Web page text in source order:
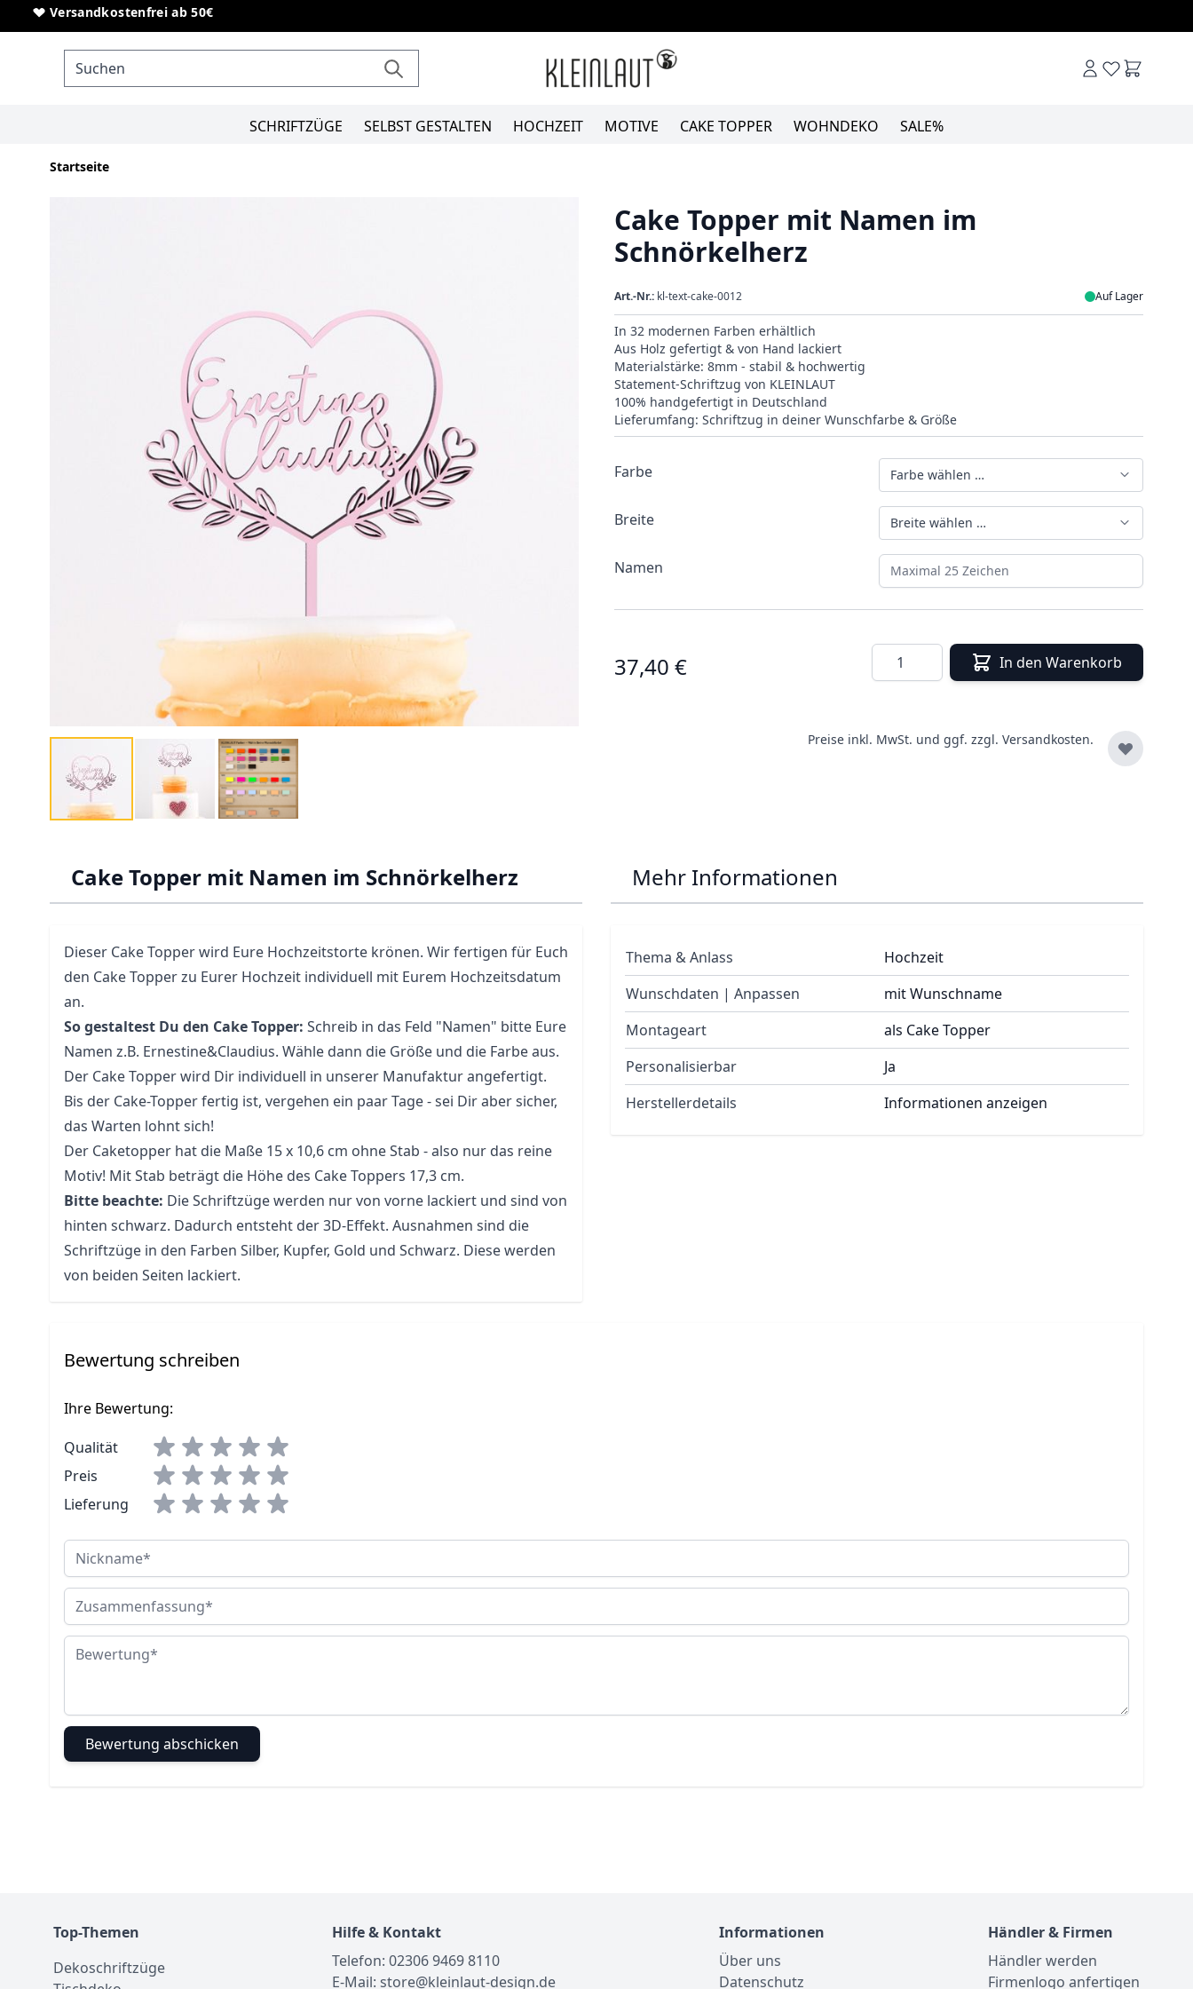
Direkt zum Inhalt
Versandkostenfrei ab 50€
Sonderanfertigungen von Schriftzügen
SCHRIFTZÜGE SELBST GESTALTEN HOCHZEIT MOTIVE CAKE TOPPER WOHNDEKO SALE%
Startseite
Cake Topper mit Namen im
Schnörkelherz
Art.-Nr.: kl-text-cake-0012 Auf Lager
In 32 modernen Farben erhältlich
Aus Holz gefertigt & von Hand lackiert
Materialstärke: 8mm - stabil & hochwertig
Statement-Schriftzug von KLEINLAUT
100% handgefertigt in Deutschland
Lieferumfang: Schriftzug in deiner Wunschfarbe & Größe
Farbe Farbe wählen …
Breite Breite wählen …
Namen
37,40 € Menge In den Warenkorb
Preise inkl. MwSt. und ggf. zzgl. Versandkosten.
Cake Topper mit Namen im Schnörkelherz
Dieser Cake Topper wird Eure Hochzeitstorte krönen. Wir fertigen für Euch
den Cake Topper zu Eurer Hochzeit individuell mit Eurem Hochzeitsdatum
an.
So gestaltest Du den Cake Topper: Schreib in das Feld "Namen" bitte Eure
Namen z.B. Ernestine&Claudius. Wähle dann die Größe und die Farbe aus.
Der Cake Topper wird Dir individuell in unserer Manufaktur angefertigt.
Bis der Cake-Topper fertig ist, vergehen ein paar Tage - sei Dir aber sicher,
das Warten lohnt sich!
Der Caketopper hat die Maße 15 x 10,6 cm ohne Stab - also nur das reine
Motiv! Mit Stab beträgt die Höhe des Cake Toppers 17,3 cm.
Bitte beachte: Die Schriftzüge werden nur von vorne lackiert und sind von
hinten schwarz. Dadurch entsteht der 3D-Effekt. Ausnahmen sind die
Schriftzüge in den Farben Silber, Kupfer, Gold und Schwarz. Diese werden
von beiden Seiten lackiert.
Mehr Informationen
Thema & Anlass
Hochzeit
Wunschdaten | Anpassen
mit Wunschname
Montageart
als Cake Topper
Personalisierbar
Ja
Herstellerdetails
Informationen anzeigen
Bewertung schreiben
Ihre Bewertung:
Qualität
Preis
Lieferung
Nickname
Zusammenfassung
Bewertung
Bewertung abschicken
Top-Themen
Dekoschriftzüge
Hilfe & Kontakt
Telefon: 02306 9469 8110
E-Mail: store@kleinlaut-design.de
Informationen
Über uns
Datenschutz
Händler & Firmen
Händler werden
Firmenlogo anfertigen